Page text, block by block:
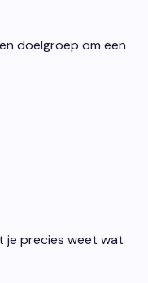
doelgroep om een
je precies weet wat